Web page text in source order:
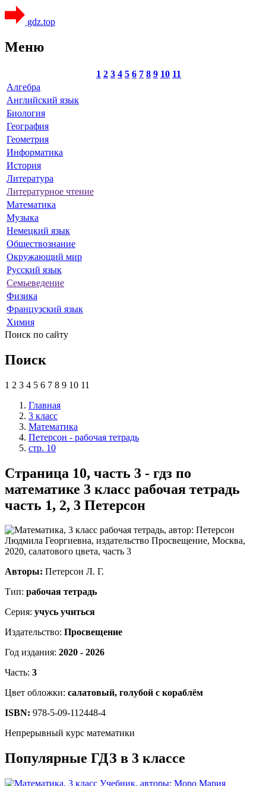
gdz.top
Меню
1 2 3 4 5 6 7 8 9 10 11
Алгебра
Английский язык
Биология
География
Геометрия
Информатика
История
Литература
Литературное чтение
Математика
Музыка
Немецкий язык
Обществознание
Окружающий мир
Русский язык
Семьеведение
Физика
Французский язык
Химия
Поиск по сайту
Поиск
1 2 3 4 5 6 7 8 9 10 11
Главная
3 класс
Математика
Петерсон - рабочая тетрадь
стр. 10
Страница 10, часть 3 - гдз по
математике 3 класс рабочая тетрадь
часть 1, 2, 3 Петерсон
Авторы: Петерсон Л. Г.
Тип: рабочая тетрадь
Серия: учусь учиться
Издательство: Просвещение
Год издания: 2020 - 2026
Часть: 3
Цвет обложки: салатовый, голубой с кораблём
ISBN: 978-5-09-112448-4
Непрерывный курс математики
Популярные ГДЗ в 3 классе